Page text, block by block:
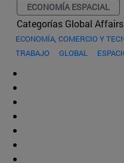
ECONOMÍA ESPACIAL
Categorías Global
ECONOMÍA, COMERCIO Y
TRABAJO
GLOBAL